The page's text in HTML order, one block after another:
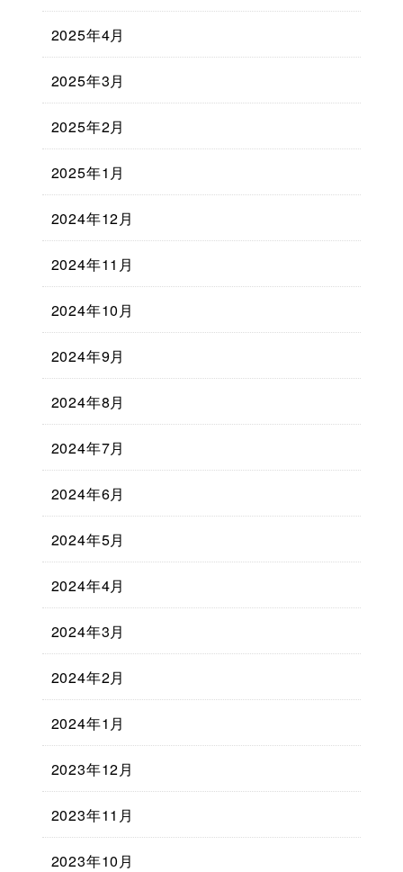
2025年4月
2025年3月
2025年2月
2025年1月
2024年12月
2024年11月
2024年10月
2024年9月
2024年8月
2024年7月
2024年6月
2024年5月
2024年4月
2024年3月
2024年2月
2024年1月
2023年12月
2023年11月
2023年10月